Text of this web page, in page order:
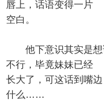
唇上，话语变得一片
空白。
他下意识其实是想
不行，毕竟妹妹已经
长大了，可这话到嘴
什么……